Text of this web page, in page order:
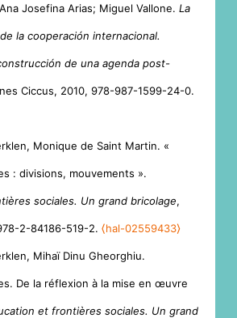
Josefina Arias; Miguel Vallone. La
la cooperación internacional.
de una agenda post-
Ciccus, 2010, 978-987-1599-24-0.
Monique de Saint Martin. «
: divisions, mouvements ».
sociales. Un grand bricolage,
2-84186-519-2. ⟨hal-02559433⟩
Mihaï Dinu Gheorghiu.
De la réflexion à la mise en œuvre
et frontières sociales. Un grand